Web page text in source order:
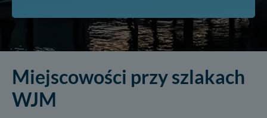
Miejscowości przy szlakach
WJM